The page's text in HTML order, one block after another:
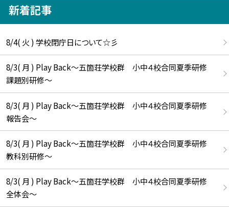
新着記事
8/4( 火 ) 学校閉庁日について☆彡
8/3( 月 ) Play Back～五箇荘学校群 小中４校合同夏季研修
課題別研修～
8/3( 月 ) Play Back～五箇荘学校群 小中４校合同夏季研修
報告会～
8/3( 月 ) Play Back～五箇荘学校群 小中４校合同夏季研修
教科別研修～
8/3( 月 ) Play Back～五箇荘学校群 小中４校合同夏季研修
全体会～